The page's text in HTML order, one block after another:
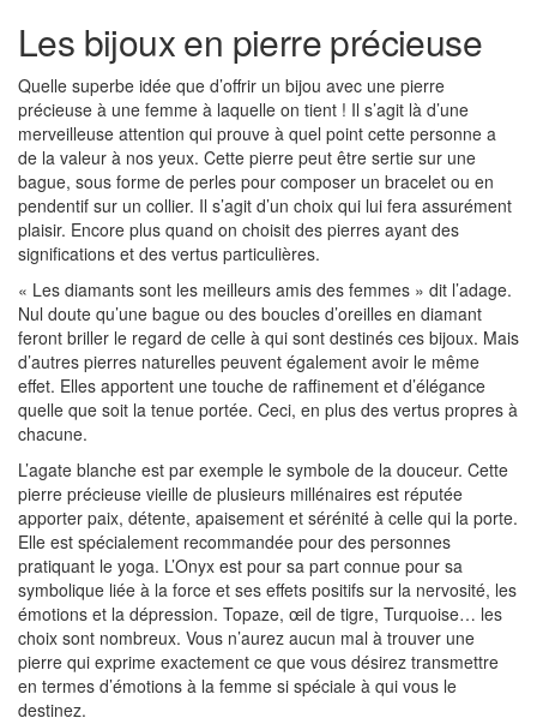
Les bijoux en pierre précieuse
Quelle superbe idée que d’offrir un bijou avec une pierre
précieuse à une femme à laquelle on tient ! Il s’agit là d’une
merveilleuse attention qui prouve à quel point cette personne a
de la valeur à nos yeux. Cette pierre peut être sertie sur une
bague, sous forme de perles pour composer un bracelet ou en
pendentif sur un collier. Il s’agit d’un choix qui lui fera assurément
plaisir. Encore plus quand on choisit des pierres ayant des
significations et des vertus particulières.
« Les diamants sont les meilleurs amis des femmes » dit l’adage.
Nul doute qu’une bague ou des boucles d’oreilles en diamant
feront briller le regard de celle à qui sont destinés ces bijoux. Mais
d’autres pierres naturelles peuvent également avoir le même
effet. Elles apportent une touche de raffinement et d’élégance
quelle que soit la tenue portée. Ceci, en plus des vertus propres à
chacune.
L’agate blanche est par exemple le symbole de la douceur. Cette
pierre précieuse vieille de plusieurs millénaires est réputée
apporter paix, détente, apaisement et sérénité à celle qui la porte.
Elle est spécialement recommandée pour des personnes
pratiquant le yoga. L’Onyx est pour sa part connue pour sa
symbolique liée à la force et ses effets positifs sur la nervosité, les
émotions et la dépression. Topaze, œil de tigre, Turquoise… les
choix sont nombreux. Vous n’aurez aucun mal à trouver une
pierre qui exprime exactement ce que vous désirez transmettre
en termes d’émotions à la femme si spéciale à qui vous le
destinez.